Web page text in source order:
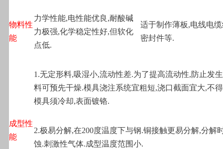
物料性
能
力学性能,电性能优良,耐酸碱
力极强,化学稳定性好,但软化
点低.
适于制作薄板,电线电
密封件等.
成型性
能
1.无定形料,吸湿小,流动性差.为了提高流动性,防止发
料可预先干燥.模具浇注系统宜粗短,浇口截面宜大,不
模具须冷却,表面镀铬.
2.极易分解,在200度温度下与钢.铜接触更易分解,分解
蚀.刺激性气体.成型温度范围小.